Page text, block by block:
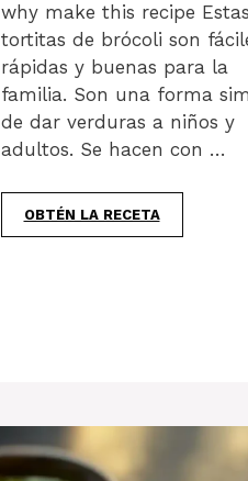
why make this recipe Estas
tortitas de brócoli son
rápidas y buenas para la
familia. Son una forma
de dar verduras a niños y
adultos. Se hacen con …
OBTÉN LA RECETA